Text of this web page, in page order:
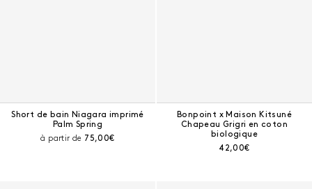
Short de bain Niagara imprimé
Palm Spring
à partir de Prix courant :
75,00€
Bonpoint x Maison Kitsuné
Chapeau Grigri en coton
biologique
Prix courant :
42,00€